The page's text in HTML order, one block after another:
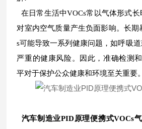
在日常生活中VOCs常以气体形式长
对室内空气质量产生负面影响。长期
s可能导致一系列健康问题，如呼吸
严重的健康风险。因此，准确检测
平对于保护公众健康和环境至关重要。
汽车制造业PID原理便携式VOCs